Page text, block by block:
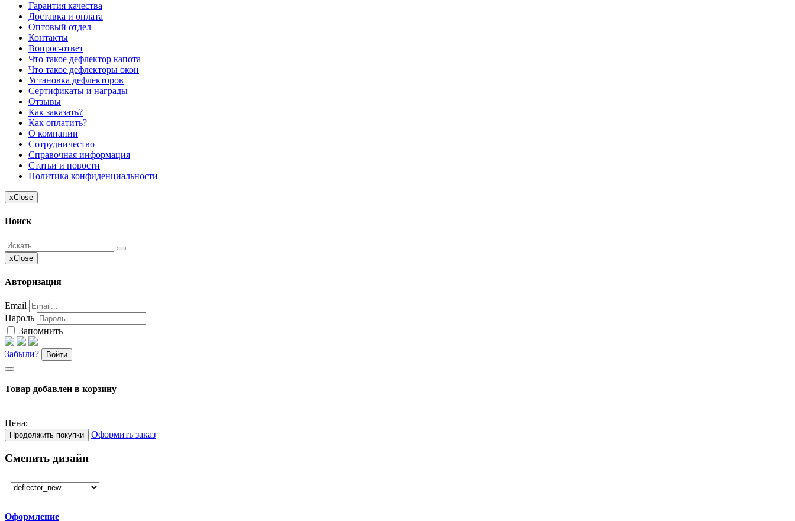
Гарантия качества
Доставка и оплата
Оптовый отдел
Контакты
Вопрос-ответ
Что такое дефлектор капота
Что такое дефлекторы окон
Установка дефлекторов
Сертификаты и награды
Отзывы
Как заказать?
Как оплатить?
О компании
Сотрудничество
Справочная информация
Статьи и новости
Политика конфиденциальности
xClose
Поиск
xClose
Авторизация
Email
Пароль
Запомнить
Забыли? Войти
Товар добавлен в корзину
Цена:
Продолжить покупки Оформить заказ
Сменить дизайн
Оформление